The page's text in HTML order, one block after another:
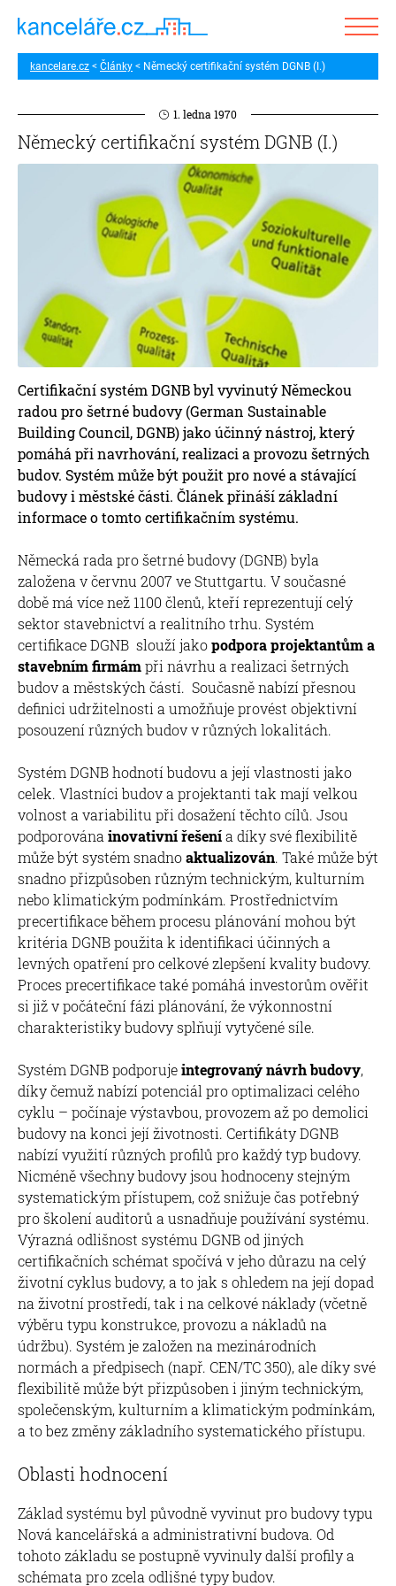
kancelare.cz Články Německý certifikační systém DGNB (I.)
1. ledna 1970
Německý certifikační systém DGNB (I.)
Certifikační systém DGNB byl vyvinutý Německou
radou pro šetrné budovy (German Sustainable
Building Council, DGNB) jako účinný nástroj, který
pomáhá při navrhování, realizaci a provozu šetrných
budov. Systém může být použit pro nové a stávající
budovy i městské části. Článek přináší základní
informace o tomto certifikačním systému.
Německá rada pro šetrné budovy (DGNB) byla
založena v červnu 2007 ve Stuttgartu. V současné
době má více než 1100 členů, kteří reprezentují celý
sektor stavebnictví a realitního trhu. Systém
certifikace DGNB slouží jakopodpora projektantům a
stavebním firmámpři návrhu a realizaci šetrných
budov a městských částí. Současně nabízí přesnou
definici udržitelnosti a umožňuje provést objektivní
posouzení různých budov v různých lokalitách.
Systém DGNB hodnotí budovu a její vlastnosti jako
celek. Vlastníci budov a projektanti tak mají velkou
volnost a variabilitu při dosažení těchto cílů. Jsou
podporována inovativní řešenía díky své flexibilitě
může být systém snadnoaktualizován. Také může být
snadno přizpůsoben různým technickým, kulturním
nebo klimatickým podmínkám. Prostřednictvím
precertifikace během procesu plánování mohou být
kritéria DGNB použita k identifikaci účinných a
levných opatření pro celkové zlepšení kvality budovy.
Proces precertifikace také pomáhá investorům ověřit
si již v počáteční fázi plánování, že výkonnostní
charakteristiky budovy splňují vytyčené síle.
Systém DGNB podporujeintegrovaný návrh budovy,
díky čemuž nabízí potenciál pro optimalizaci celého
cyklu – počínaje výstavbou, provozem až po demolici
budovy na konci její životnosti. Certifikáty DGNB
nabízí využití různých profilů pro každý typ budovy.
Nicméně všechny budovy jsou hodnoceny stejným
systematickým přístupem, což snižuje čas potřebný
pro školení auditorů a usnadňuje používání systému.
Výrazná odlišnost systému DGNB od jiných
certifikačních schémat spočívá v jeho důrazu na celý
životní cyklus budovy, a to jak s ohledem na její dopad
na životní prostředí, tak i na celkové náklady (včetně
výběru typu konstrukce, provozu a nákladů na
údržbu). Systém je založen na mezinárodních
normách a předpisech (např. CEN/TC 350), ale díky své
flexibilitě může být přizpůsoben i jiným technickým,
společenským, kulturním a klimatickým podmínkám,
a to bez změny základního systematického přístupu.
Oblasti hodnocení
Základ systému byl původně vyvinut pro budovy typu
Nová kancelářská a administrativní budova. Od
tohoto základu se postupně vyvinuly další profily a
schémata pro zcela odlišné typy budov.